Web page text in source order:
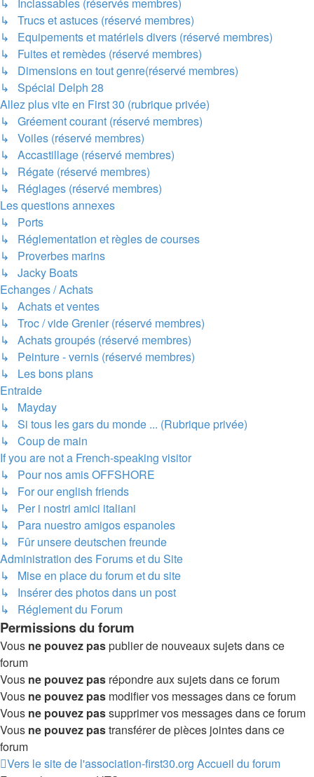
↳ Trucs et astuces (réservé membres)
↳ Equipements et matériels divers (réservé membres)
↳ Fuites et remèdes (réservé membres)
↳ Dimensions en tout genre(réservé membres)
↳ Spécial Delph 28
Allez plus vite en First 30 (rubrique privée)
↳ Gréement courant (réservé membres)
↳ Voiles (réservé membres)
↳ Accastillage (réservé membres)
↳ Régate (réservé membres)
↳ Réglages (réservé membres)
Les questions annexes
↳ Ports
↳ Réglementation et règles de courses
↳ Proverbes marins
↳ Jacky Boats
Echanges / Achats
↳ Achats et ventes
↳ Troc / vide Grenier (réservé membres)
↳ Achats groupés (réservé membres)
↳ Peinture - vernis (réservé membres)
↳ Les bons plans
Entraide
↳ Mayday
↳ Si tous les gars du monde ... (Rubrique privée)
↳ Coup de main
If you are not a French-speaking visitor
↳ Pour nos amis OFFSHORE
↳ For our english friends
↳ Per i nostri amici italiani
↳ Para nuestro amigos espanoles
↳ Fûr unsere deutschen freunde
Administration des Forums et du Site
↳ Mise en place du forum et du site
↳ Insérer des photos dans un post
↳ Réglement du Forum
Permissions du forum
Vous ne pouvez paspublier de nouveaux sujets dans ce
forum
Vous ne pouvez pas répondre aux sujets dans ce forum
Vous ne pouvez pas modifier vos messages dans ce forum
Vous ne pouvez passupprimer vos messages dans ce forum
Vous ne pouvez pastransférer de pièces jointes dans ce
forum
Vers le site de l'association-first30.org Accueil du forum